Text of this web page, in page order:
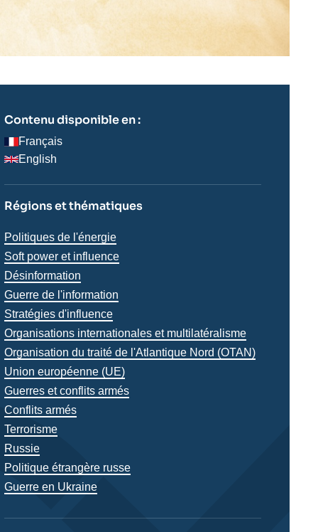
Contenu disponible en :
Français
English
Régions et thématiques
Thématiques
analyses
Politiques de l'énergie
Soft power et influence
Désinformation
Guerre de l'information
Stratégies d'influence
Organisations internationales et multilatéralisme
Organisation du traité de l'Atlantique Nord (OTAN)
Union européenne (UE)
Guerres et conflits armés
Conflits armés
Terrorisme
Régions
Russie
Politique étrangère russe
Guerre en Ukraine